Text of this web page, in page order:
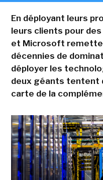
En déployant leurs
leurs clients pour
et Microsoft
décennies de
déployer les
deux géants tentent
carte de la